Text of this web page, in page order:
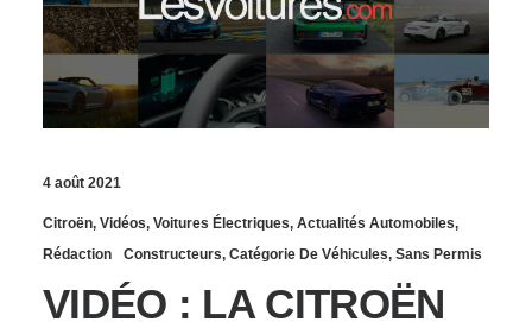
4 août 2021
Citroën, Vidéos, Voitures Électriques, Actualités Automobiles,
Rédaction
Constructeurs, Catégorie De Véhicules, Sans Permis
VIDÉO : LA CITROËN